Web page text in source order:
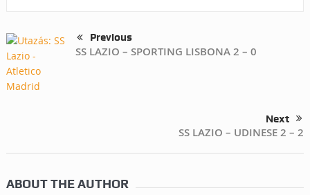
Previous
SS LAZIO – SPORTING LISBONA 2 – 0
Next
SS LAZIO – UDINESE 2 – 2
ABOUT THE AUTHOR